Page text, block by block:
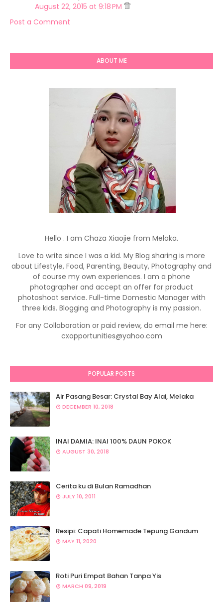
August 22, 2015 at 9:18 PM
Post a Comment
ABOUT ME
Hello . I am Chaza Xiaojie from Melaka.
Love to write since I was a kid. My Blog sharing is more
about Lifestyle, Food, Parenting, Beauty, Photography and
of course my own experiences. I am a phone
photographer and accept an offer for product
photoshoot service. Full-time Domestic Manager with
three kids. Blogging and Photography is my passion.
For any Collaboration or paid review, do email me here:
cxopportunities@yahoo.com
POPULAR POSTS
Air Pasang Besar: Crystal Bay Alai, Melaka
DECEMBER 10, 2018
INAI DAMIA: INAI 100% DAUN POKOK
AUGUST 30, 2018
Cerita ku di Bulan Ramadhan
JULY 10, 2011
Resipi: Capati Homemade Tepung Gandum
MAY 11, 2020
Roti Puri Empat Bahan Tanpa Yis
MARCH 09, 2019